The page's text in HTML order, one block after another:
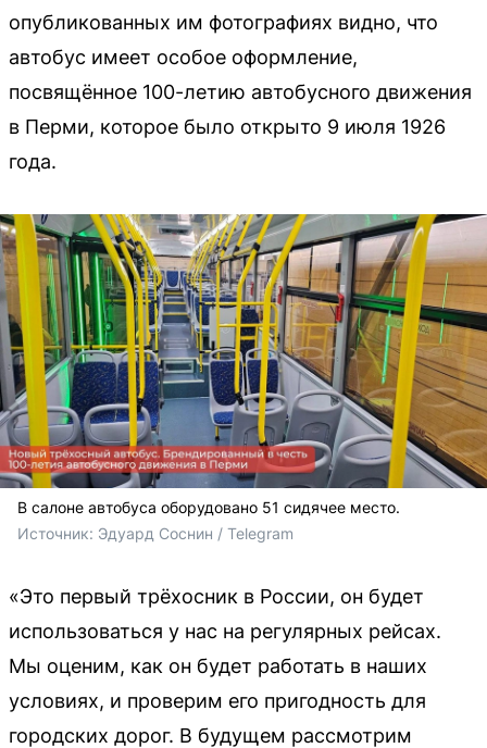
опубликованных им фотографиях видно, что
автобус имеет особое оформление,
посвящённое 100-летию автобусного движения
в Перми, которое было открыто 9 июля 1926
года.
В салоне автобуса оборудовано 51 сидячее место.
Источник: Эдуард Соснин / Telegram
«Это первый трёхосник в России, он будет
использоваться у нас на регулярных рейсах.
Мы оценим, как он будет работать в наших
условиях, и проверим его пригодность для
городских дорог. В будущем рассмотрим